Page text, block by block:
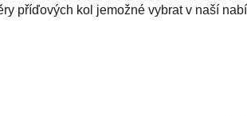
příďových kol jemožné vybrat v naší